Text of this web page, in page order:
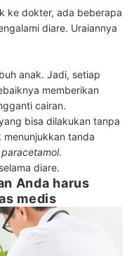
ke dokter, ada beberapa
diare. Uraiannya
anak. Jadi, setiap
memberikan
cairan.
bisa dilakukan tanpa
menunjukkan tanda
paracetamol.
diare.
Anda harus
medis